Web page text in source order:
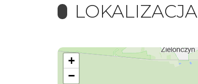
LOKALIZACJA
+
−